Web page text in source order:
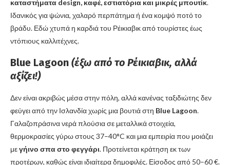
καταστήματα design, καφέ, εστιατόρια και μικρές μπουτίκ.
Ιδανικός για ψώνια, χαλαρό περπάτημα ή ένα κομψό ποτό το
βράδυ. Εδώ χτυπά η καρδιά του Ρέικιαβικ από τουρίστες έως
ντόπιους καλλιτέχνες.
Blue Lagoon (έξω από το Ρέικιαβικ, αλλά
αξίζει!)
Δεν είναι ακριβώς μέσα στην πόλη, αλλά κανένας ταξιδιώτης δεν
φεύγει από την Ισλανδία χωρίς μια βουτιά στη Blue Lagoon.
Γαλαζοπράσινα νερά πλούσια σε μεταλλικά στοιχεία,
θερμοκρασίες γύρω στους 37–40°C και μια εμπειρία που μοιάζει
μεγήινο σπα στο φεγγάρι. Προτείνεται κράτηση εκ των
προτέρων, καθώς είναι ιδιαίτερα δημοφιλές. Είσοδος από 50–60 €.